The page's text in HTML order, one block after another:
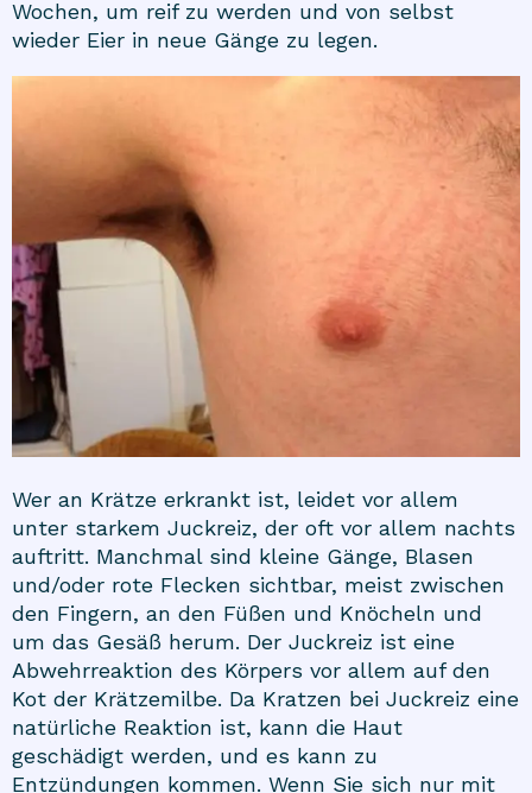
Wochen, um reif zu werden und von selbst
wieder Eier in neue Gänge zu legen.
Wer an Krätze erkrankt ist, leidet vor allem
unter starkem Juckreiz, der oft vor allem nachts
auftritt. Manchmal sind kleine Gänge, Blasen
und/oder rote Flecken sichtbar, meist zwischen
den Fingern, an den Füßen und Knöcheln und
um das Gesäß herum. Der Juckreiz ist eine
Abwehrreaktion des Körpers vor allem auf den
Kot der Krätzemilbe. Da Kratzen bei Juckreiz eine
natürliche Reaktion ist, kann die Haut
geschädigt werden, und es kann zu
Entzündungen kommen. Wenn Sie sich nur mit